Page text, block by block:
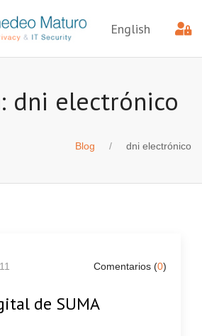
English
dni electrónico
Blog dni electrónico
Comentarios (0)
de SUMA